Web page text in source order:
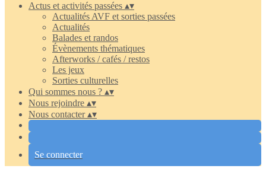
Actus et activités passées ▴▾
Actualités AVF et sorties passées
Actualités
Balades et randos
Évènements thématiques
Afterworks / cafés / restos
Les jeux
Sorties culturelles
Qui sommes nous ? ▴▾
Nous rejoindre ▴▾
Nous contacter▴▾
Se connecter